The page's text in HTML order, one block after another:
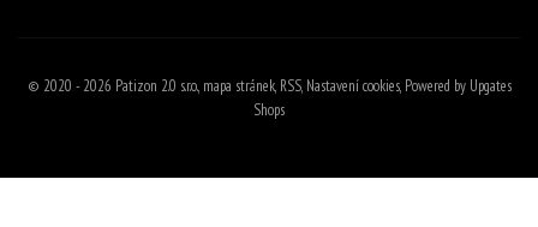
© 2020 - 2026 Patizon 2.0 s.r.o., mapa stránek, RSS, Nastavení cookies, Powered by Upgates
Shops